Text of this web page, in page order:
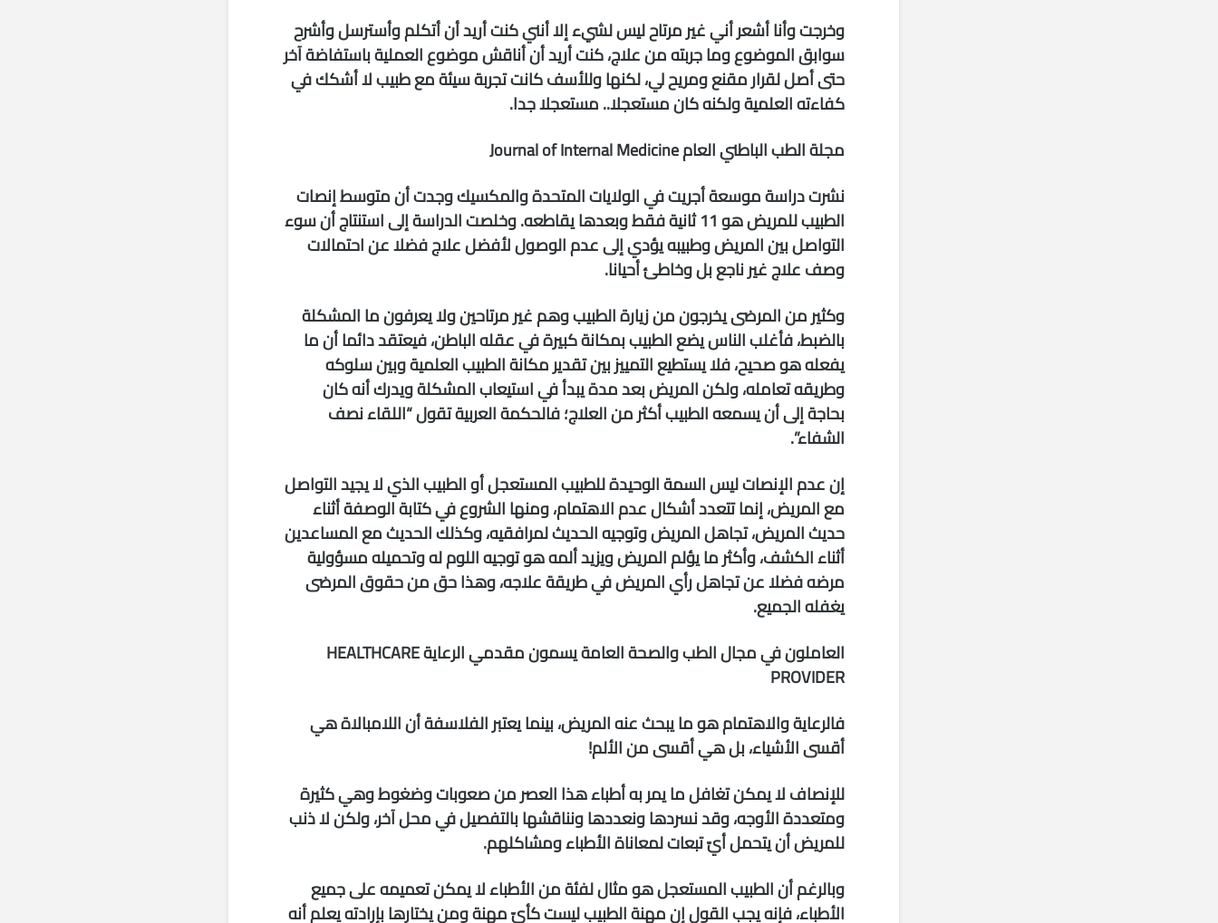
وخرجت وأنا أشعر أني غير مرتاح ليس لشيء إلا أنني كنت أريد أن أتكلم وأسترسل وأشرح
سوابق الموضوع وما جربته من علاج، كنت أريد أن أناقش موضوع العملية باستفاضة آخر
حتى أصل لقرار مقنع ومريح لي، لكنها وللأسف كانت تجربة سيئة مع طبيب لا أشكك في
كفاءته العلمية ولكنه كان مستعجلا.. مستعجلا جدا.
مجلة الطب الباطني العام Journal of Internal Medicine
نشرت دراسة موسعة أجريت في الولايات المتحدة والمكسيك وجدت أن متوسط إنصات
الطبيب للمريض هو 11 ثانية فقط وبعدها يقاطعه. وخلصت الدراسة إلى استنتاج أن سوء
التواصل بين المريض وطبيبه يؤدي إلى عدم الوصول لأفضل علاج فضلا عن احتمالات
وصف علاج غير ناجع بل وخاطئ أحيانا.
وكثير من المرضى يخرجون من زيارة الطبيب وهم غير مرتاحين ولا يعرفون ما المشكلة
بالضبط، فأغلب الناس يضع الطبيب بمكانة كبيرة في عقله الباطن، فيعتقد دائما أن ما
يفعله هو صحيح، فلا يستطيع التمييز بين تقدير مكانة الطبيب العلمية وبين سلوكه
وطريقه تعامله، ولكن المريض بعد مدة يبدأ في استيعاب المشكلة ويدرك أنه كان
بحاجة إلى أن يسمعه الطبيب أكثر من العلاج؛ فالحكمة العربية تقول “اللقاء نصف
الشفاء”.
إن عدم الإنصات ليس السمة الوحيدة للطبيب المستعجل أو الطبيب الذي لا يجيد التواصل
مع المريض، إنما تتعدد أشكال عدم الاهتمام، ومنها الشروع في كتابة الوصفة أثناء
حديث المريض، تجاهل المريض وتوجيه الحديث لمرافقيه، وكذلك الحديث مع المساعدين
أثناء الكشف، وأكثر ما يؤلم المريض ويزيد ألمه هو توجيه اللوم له وتحميله مسؤولية
مرضه فضلا عن تجاهل رأي المريض في طريقة علاجه، وهذا حق من حقوق المرضى
يغفله الجميع.
العاملون في مجال الطب والصحة العامة يسمون مقدمي الرعاية HEALTHCARE
PROVIDER
فالرعاية والاهتمام هو ما يبحث عنه المريض، بينما يعتبر الفلاسفة أن اللامبالاة هي
أقسى الأشياء، بل هي أقسى من الألم!
للإنصاف لا يمكن تغافل ما يمر به أطباء هذا العصر من صعوبات وضغوط وهي كثيرة
ومتعددة الأوجه، وقد نسردها ونعددها ونناقشها بالتفصيل في محل آخر، ولكن لا ذنب
للمريض أن يتحمل أيّ تبعات لمعاناة الأطباء ومشاكلهم.
وبالرغم أن الطبيب المستعجل هو مثال لفئة من الأطباء لا يمكن تعميمه على جميع
الأطباء، فإنه يجب القول إن مهنة الطبيب ليست كأيّ مهنة ومن يختارها بإرادته يعلم أنه